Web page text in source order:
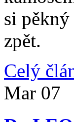
si
zpět.
Celý
Mar 07